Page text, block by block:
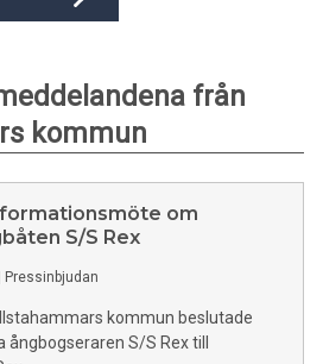
från
kommun
om
S/S Rex
Pressinbjudan
kommun beslutade
S/S Rex till